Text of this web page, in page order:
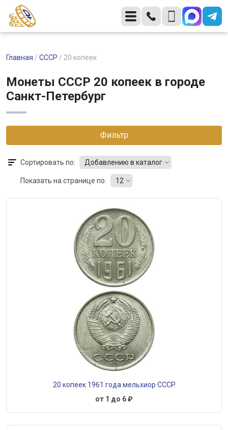
Главная / СССР / 20 копеек
Монеты CCCР 20 копеек в городе
Санкт-Петербург
Фильтр
Сортировать по: Добавлению в каталог
Показать на странице по: 12
20 копеек 1961 года мельхиор СССР
от 1 до 6 ₽